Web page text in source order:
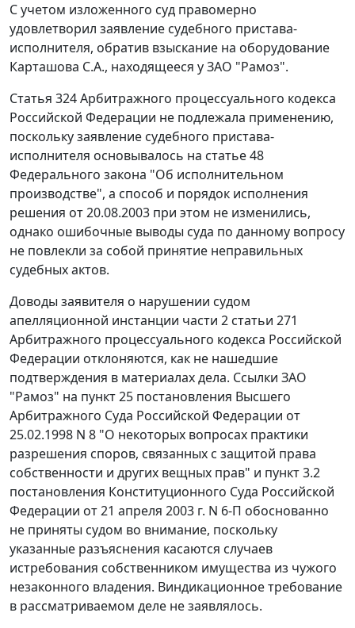
С учетом изложенного суд правомерно
удовлетворил заявление судебного пристава-
исполнителя, обратив взыскание на оборудование
Карташова С.А., находящееся у ЗАО "Рамоз".
Статья 324Арбитражного процессуального кодекса
Российской Федерации не подлежала применению,
поскольку заявление судебного пристава-
исполнителя основывалось на статье 48
Федерального закона "Об исполнительном
производстве", а способ и порядок исполнения
решения от 20.08.2003 при этом не изменились,
однако ошибочные выводы суда по данному вопросу
не повлекли за собой принятие неправильных
судебных актов.
Доводы заявителя о нарушении судом
апелляционной инстанции части 2 статьи 271
Арбитражного процессуального кодекса Российской
Федерации отклоняются, как не нашедшие
подтверждения в материалах дела. Ссылки ЗАО
"Рамоз" на пункт 25 постановления Высшего
Арбитражного Суда Российской Федерации от
25.02.1998 N 8 "О некоторых вопросах практики
разрешения споров, связанных с защитой права
собственности и других вещных прав" и пункт 3.2
постановления Конституционного Суда Российской
Федерации от 21 апреля 2003 г. N 6-П обоснованно
не приняты судом во внимание, поскольку
указанные разъяснения касаются случаев
истребования собственником имущества из чужого
незаконного владения. Виндикационное требование
в рассматриваемом деле не заявлялось.